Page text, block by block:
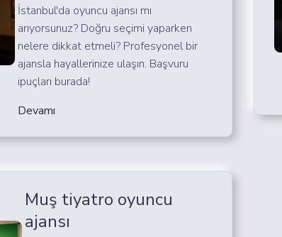
İstanbul'da oyuncu ajansı mı
arıyorsunuz? Doğru seçimi yaparken
nelere dikkat etmeli? Profesyonel bir
ajansla hayallerinize ulaşın. Başvuru
ipuçları burada!
Devamı
Muş tiyatro oyuncu
ajansı